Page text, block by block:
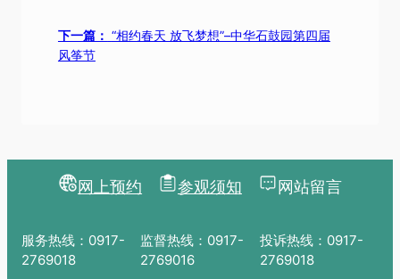
下一篇： “相约春天 放飞梦想”–中华石鼓园第四届
风筝节
网上预约 参观须知 网站留言
服务热线：0917-
2769018
监督热线：0917-
2769016
投诉热线：0917-
2769018